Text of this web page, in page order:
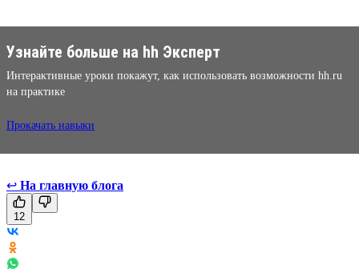
Узнайте больше на hh Эксперт
Интерактивные уроки покажут, как использовать возможности hh.ru
на практике
Прокачать навыки
↩ На главную блога
12